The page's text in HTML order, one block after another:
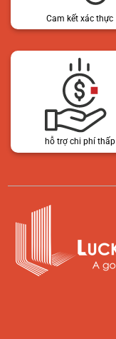
Cam kết xác thực
hỗ trợ chi phí thấp